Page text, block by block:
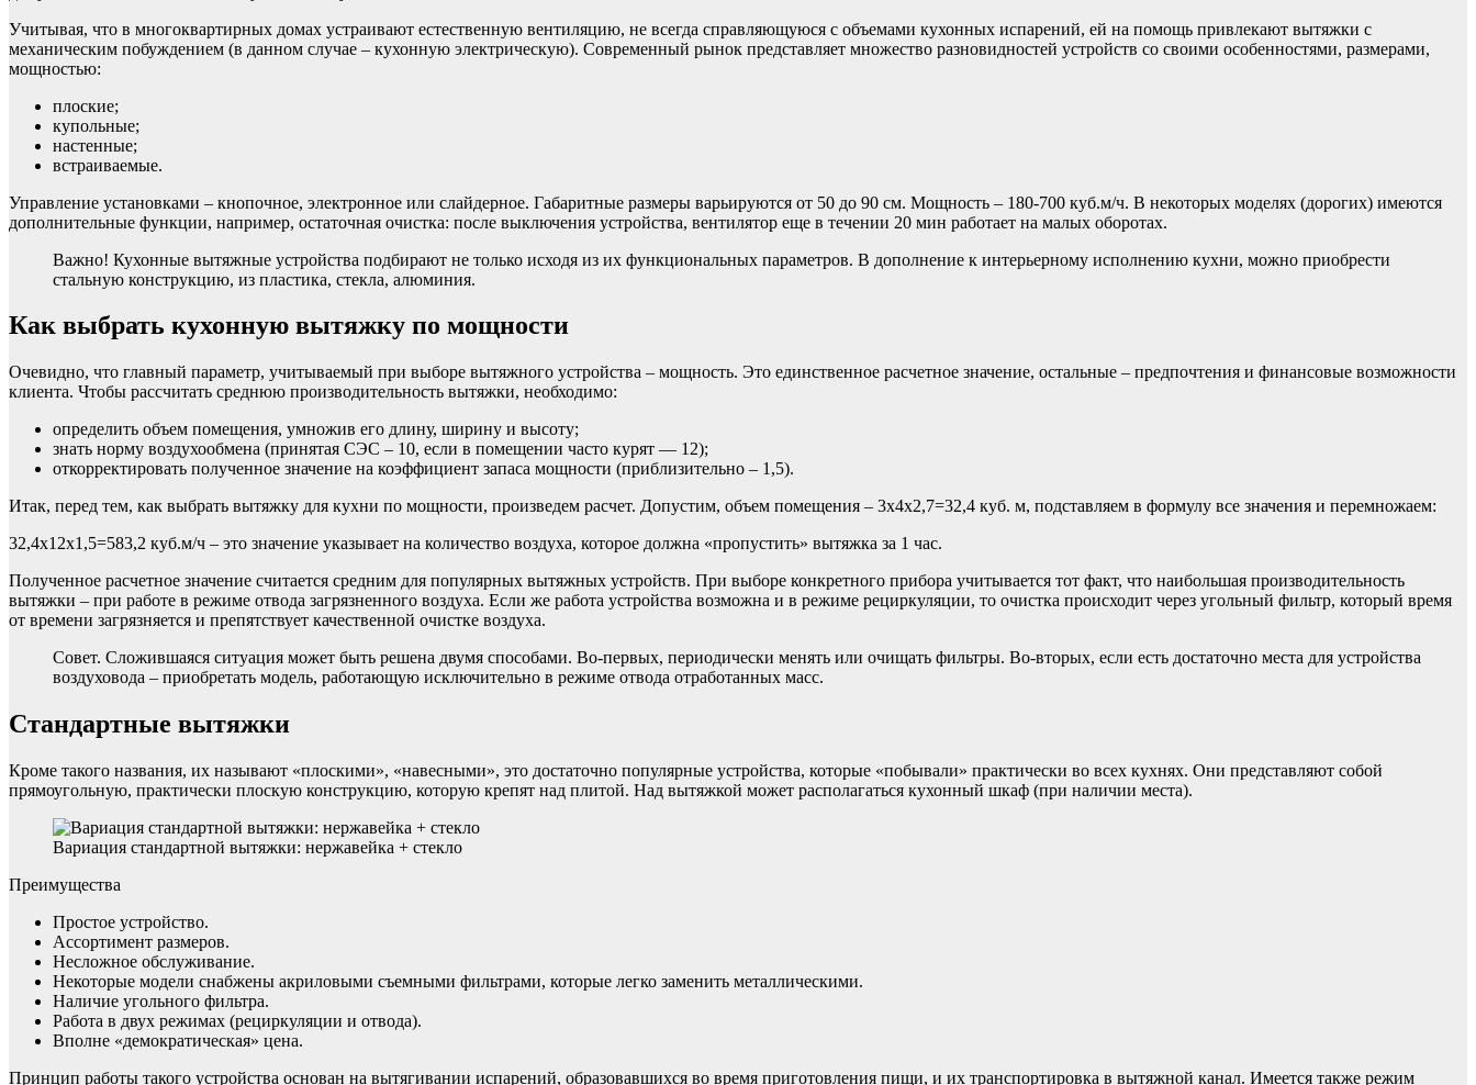
Учитывая, что в многоквартирных домах устраивают естественную вентиляцию, не всегда справляющуюся с объемами кухонных испарений, ей на помощь привлекают вытяжки с
механическим побуждением (в данном случае – кухонную электрическую). Современный рынок представляет множество разновидностей устройств со своими особенностями, размерами,
мощностью:
плоские;
купольные;
настенные;
встраиваемые.
Управление установками – кнопочное, электронное или слайдерное. Габаритные размеры варьируются от 50 до 90 см. Мощность – 180-700 куб.м/ч. В некоторых моделях (дорогих) имеются
дополнительные функции, например, остаточная очистка: после выключения устройства, вентилятор еще в течении 20 мин работает на малых оборотах.
Важно! Кухонные вытяжные устройства подбирают не только исходя из их функциональных параметров. В дополнение к интерьерному исполнению кухни, можно приобрести
стальную конструкцию, из пластика, стекла, алюминия.
Как выбрать кухонную вытяжку по мощности
Очевидно, что главный параметр, учитываемый при выборе вытяжного устройства – мощность. Это единственное расчетное значение, остальные – предпочтения и финансовые возможности
клиента. Чтобы рассчитать среднюю производительность вытяжки, необходимо:
определить объем помещения, умножив его длину, ширину и высоту;
знать норму воздухообмена (принятая СЭС – 10, если в помещении часто курят — 12);
откорректировать полученное значение на коэффициент запаса мощности (приблизительно – 1,5).
Итак, перед тем, как выбрать вытяжку для кухни по мощности, произведем расчет. Допустим, объем помещения – 3х4х2,7=32,4 куб. м, подставляем в формулу все значения и перемножаем:
32,4х12х1,5=583,2 куб.м/ч – это значение указывает на количество воздуха, которое должна «пропустить» вытяжка за 1 час.
Полученное расчетное значение считается средним для популярных вытяжных устройств. При выборе конкретного прибора учитывается тот факт, что наибольшая производительность
вытяжки – при работе в режиме отвода загрязненного воздуха. Если же работа устройства возможна и в режиме рециркуляции, то очистка происходит через угольный фильтр, который время
от времени загрязняется и препятствует качественной очистке воздуха.
Совет. Сложившаяся ситуация может быть решена двумя способами. Во-первых, периодически менять или очищать фильтры. Во-вторых, если есть достаточно места для устройства
воздуховода – приобретать модель, работающую исключительно в режиме отвода отработанных масс.
Стандартные вытяжки
Кроме такого названия, их называют «плоскими», «навесными», это достаточно популярные устройства, которые «побывали» практически во всех кухнях. Они представляют собой
прямоугольную, практически плоскую конструкцию, которую крепят над плитой. Над вытяжкой может располагаться кухонный шкаф (при наличии места).
Вариация стандартной вытяжки: нержавейка + стекло
Преимущества
Простое устройство.
Ассортимент размеров.
Несложное обслуживание.
Некоторые модели снабжены акриловыми съемными фильтрами, которые легко заменить металлическими.
Наличие угольного фильтра.
Работа в двух режимах (рециркуляции и отвода).
Вполне «демократическая» цена.
Принцип работы такого устройства основан на вытягивании испарений, образовавшихся во время приготовления пищи, и их транспортировка в вытяжной канал. Имеется также режим